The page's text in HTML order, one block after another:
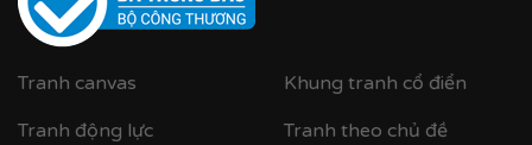
Tranh canvas
Tranh động lực
Khung tranh cổ điển
Tranh theo chủ đề